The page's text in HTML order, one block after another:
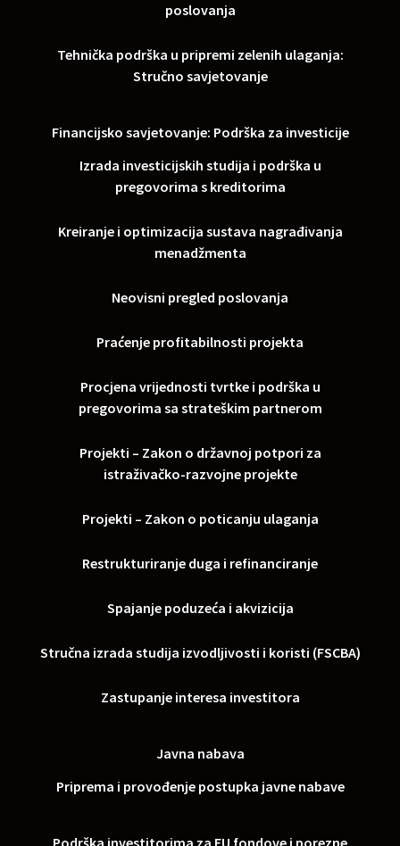
poslovanja
Tehnička podrška u pripremi zelenih ulaganja:
Stručno savjetovanje
Financijsko savjetovanje: Podrška za investicije
Izrada investicijskih studija i podrška u
pregovorima s kreditorima
Kreiranje i optimizacija sustava nagrađivanja
menadžmenta
Neovisni pregled poslovanja
Praćenje profitabilnosti projekta
Procjena vrijednosti tvrtke i podrška u
pregovorima sa strateškim partnerom
Projekti – Zakon o državnoj potpori za
istraživačko-razvojne projekte
Projekti – Zakon o poticanju ulaganja
Restrukturiranje duga i refinanciranje
Spajanje poduzeća i akvizicija
Stručna izrada studija izvodljivosti i koristi (FSCBA)
Zastupanje interesa investitora
Javna nabava
Priprema i provođenje postupka javne nabave